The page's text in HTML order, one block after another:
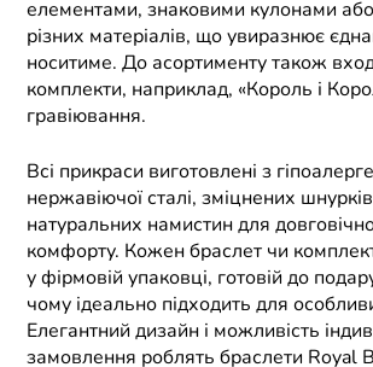
елементами, знаковими кулонами або
різних матеріалів, що увиразнює
носитиме. До асортименту також
комплекти, наприклад, «Король і
гравіювання.
Всі прикраси виготовлені з
нержавіючої сталі, зміцнених
натуральних намистин для
комфорту. Кожен браслет чи
у фірмовій упаковці, готовій до
чому ідеально підходить для
Елегантний дизайн і можливість
замовлення роблять браслети Royal